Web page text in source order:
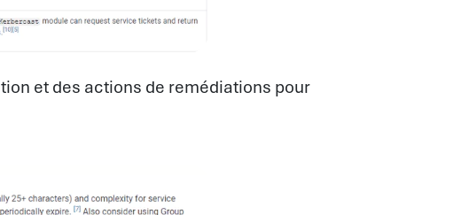
et des actions de remédiations pour